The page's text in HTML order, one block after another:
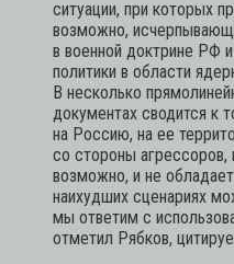
ситуации, при которых
возможно,
в военной доктрине РФ
политики в области
В несколько
документах сводится к
на Россию, на ее
со стороны агрессоров,
возможно, и не
наихудших сценариях
мы ответим с
отметил Рябков,